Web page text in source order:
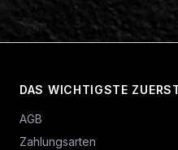
DAS WICHTIGSTE
AGB
Zahlungsarten